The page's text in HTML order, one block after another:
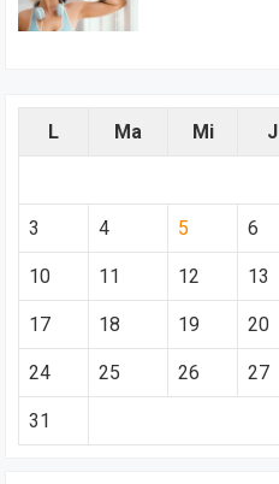
L Ma Mi J
3 4 5 6
10 11 12 13
17 18 19 20
24 25 26 27
31